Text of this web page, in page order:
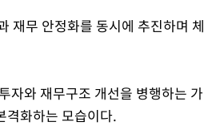
재무 안정화를 동시에 추진하며 체
자와 재무구조 개선을 병행하는 가
격화하는 모습이다.